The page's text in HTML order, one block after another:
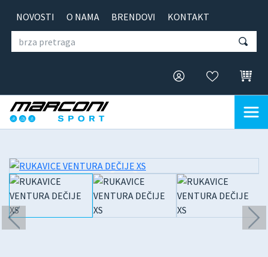
NOVOSTI O NAMA BRENDOVI KONTAKT